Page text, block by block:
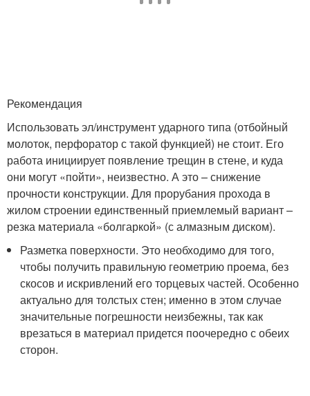
Рекомендация
Использовать эл/инструмент ударного типа (отбойный
молоток, перфоратор с такой функцией) не стоит. Его
работа инициирует появление трещин в стене, и куда
они могут «пойти», неизвестно. А это – снижение
прочности конструкции. Для прорубания прохода в
жилом строении единственный приемлемый вариант –
резка материала «болгаркой» (с алмазным диском).
Разметка поверхности. Это необходимо для того,
чтобы получить правильную геометрию проема, без
скосов и искривлений его торцевых частей. Особенно
актуально для толстых стен; именно в этом случае
значительные погрешности неизбежны, так как
врезаться в материал придется поочередно с обеих
сторон.